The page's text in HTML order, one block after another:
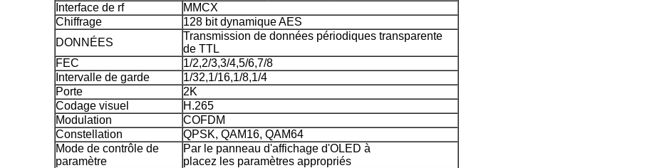
Interface de rf
MMCX
Chiffrage
128 bit dynamique AES
DONNÉES
Transmission de données périodiques transparente
de TTL
FEC
1/2,2/3,3/4,5/6,7/8
Intervalle de garde
1/32,1/16,1/8,1/4
Porte
2K
Codage visuel
H.265
Modulation
COFDM
Constellation
QPSK, QAM16, QAM64
Mode de contrôle de
paramètre
Par le panneau d'affichage d'OLED à
placez les paramètres appropriés